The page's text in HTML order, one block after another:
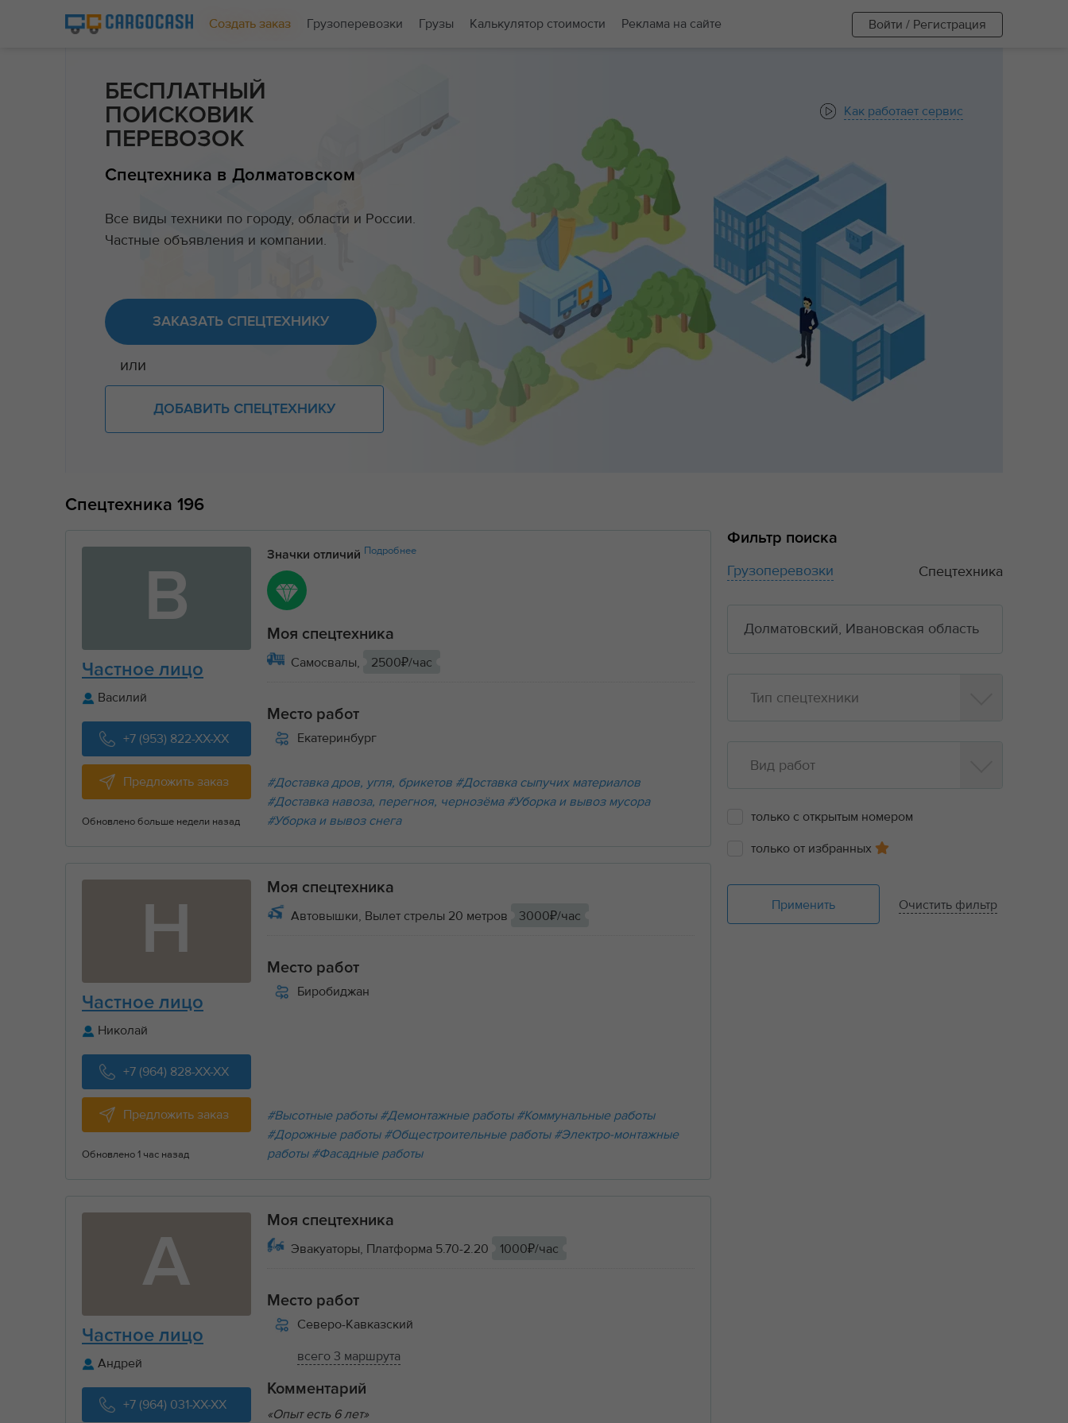
Создать заказ Грузоперевозки Грузы Калькулятор стоимости Реклама на сайте Войти / Регистрация
БЕСПЛАТНЫЙ
ПОИСКОВИК
ПЕРЕВОЗОК
Спецтехника в Долматовском
Все виды техники по городу, области и России.
Частные объявления и компании.
ЗАКАЗАТЬ СПЕЦТЕХНИКУ
или
ДОБАВИТЬ СПЕЦТЕХНИКУ
Как работает сервис
Спецтехника 196
В
Частное лицо
Василий
+7 (953) 822-XX-XX
Предложить заказ
Обновлено больше недели назад
Значки отличий Подробнее
Моя спецтехника
Самосвалы,
2500₽/час
Место работ
Екатеринбург
#Доставка дров, угля, брикетов #Доставка сыпучих материалов
#Доставка навоза, перегноя, чернозёма #Уборка и вывоз мусора
#Уборка и вывоз снега
Н
Частное лицо
Николай
+7 (964) 828-XX-XX
Предложить заказ
Обновлено 1 час назад
Моя спецтехника
Автовышки, Вылет стрелы 20 метров
3000₽/час
Место работ
Биробиджан
#Высотные работы #Демонтажные работы #Коммунальные работы
#Дорожные работы #Общестроительные работы #Электро-монтажные
работы #Фасадные работы
А
Частное лицо
Андрей
+7 (964) 031-XX-XX
Моя спецтехника
Эвакуаторы, Платформа 5.70-2.20
1000₽/час
Место работ
Северо-Кавказский
всего 3 маршрута
Комментарий
«Опыт есть 6 лет»
Фильтр поиска
Грузоперевозки Спецтехника
Тип спецтехники
Вид работ
только с открытым номером
только от избранных
Применить Очистить фильтр